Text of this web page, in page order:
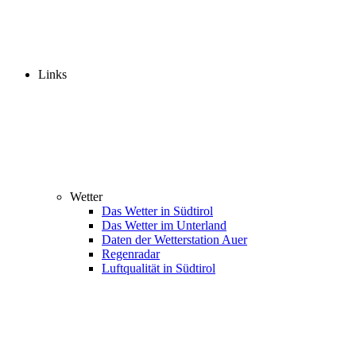
Links
Wetter
Das Wetter in Südtirol
Das Wetter im Unterland
Daten der Wetterstation Auer
Regenradar
Luftqualität in Südtirol